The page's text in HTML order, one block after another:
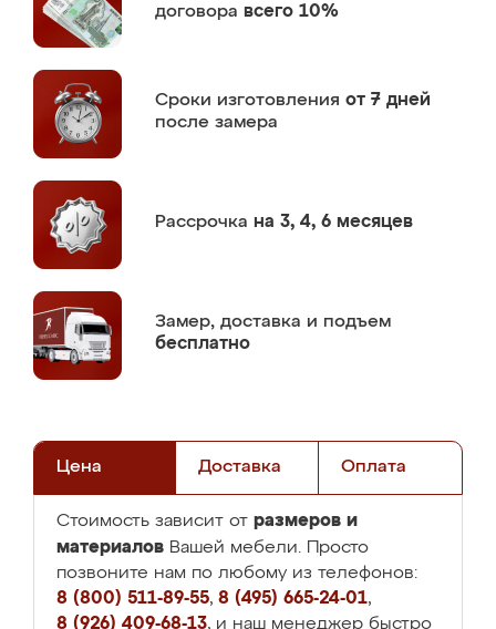
договора всего 10%
Сроки изготовления от 7 дней
после замера
Рассрочка на 3, 4, 6 месяцев
Замер, доставка и подъем
бесплатно
Цена Доставка Оплата
Стоимость зависит от размеров и
материалов Вашей мебели. Просто
позвоните нам по любому из телефонов:
8 (800) 511-89-55, 8 (495) 665-24-01,
8 (926) 409-68-13, и наш менеджер быстро